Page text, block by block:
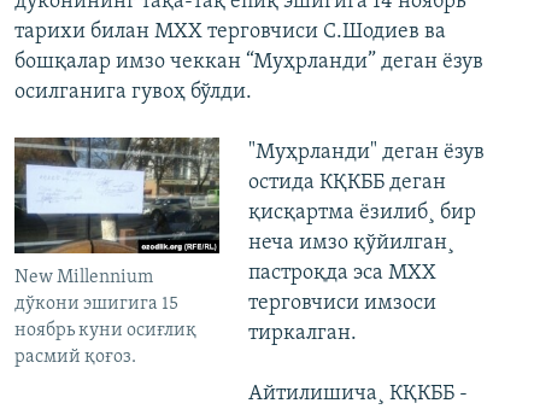
тарихи билан МХХ терговчиси С.Шодиев ва
бошқалар имзо чеккан “Муҳрланди” деган ëзув
осилганига гувоҳ бўлди.
New Millennium
дўкони эшигига 15
ноябрь куни осиғлиқ
расмий қоғоз.
"Муҳрланди" деган ëзув
остида КҚКББ деган
қисқартма ëзилиб¸ бир
неча имзо қўйилган¸
пастроқда эса МХХ
терговчиси имзоси
тиркалган.
Айтилишича¸ КҚКББ -